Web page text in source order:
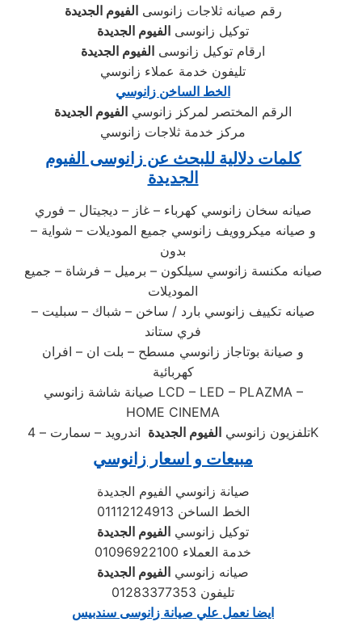
رقم صيانه ثلاجات زانوسىالفيوم الجديدة
توكيل زانوسى الفيوم الجديدة
ارقام توكيل زانوسى الفيوم الجديدة
تليفون خدمة عملاء زانوسي
الخط الساخن زانوسي
الرقم المختصر لمركز زانوسي الفيوم الجديدة
مركز خدمة ثلاجات زانوسي
كلمات دلالية للبحث عن زانوسى الفيوم
الجديدة
صيانه سخان زانوسي كهرباء – غاز – ديجيتال – فوري
و صيانه ميكروويف زانوسي جميع الموديلات – شواية –
بدون
صيانه مكنسة زانوسي سيلكون – برميل – فرشاة – جميع
الموديلات
صيانه تكييف زانوسي بارد / ساخن – شباك – سبليت –
فري ستاند
و صيانة بوتاجاز زانوسي مسطح – بلت ان – افران
كهربائية
صيانة شاشة زانوسي LCD – LED – PLAZMA –
HOME CINEMA
تلفزيون زانوسي الفيوم الجديدة اندرويد – سمارت – 4K
مبيعات و اسعار زانوسي
صيانة زانوسي الفيوم الجديدة
01112124913 الخط الساخن
توكيل زانوسي الفيوم الجديدة
خدمة العملاء 01096922100
صيانه زانوسي الفيوم الجديدة
تليفون 01283377353
ايضا نعمل علي صيانة زانوسى سندبيس